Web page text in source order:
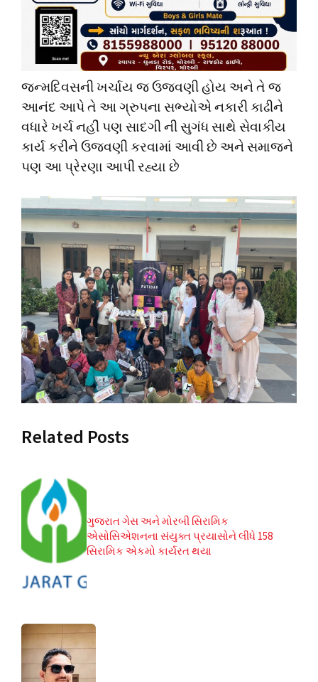
જન્મદિવસની ખર્ચાય જ ઉજવણી હોય અને તે જ
આનંદ આપે તે આ ગ્રુપના સભ્યોએ નકારી કાઢીને
વધારે ખર્ચ નહીં પણ સાદગી ની સુગંધ સાથે સેવાકીય
કાર્ય કરીને ઉજવણી કરવામાં આવી છે અને સમાજને
પણ આ પ્રેરણા આપી રહ્યા છે
Related Posts
ગુજરાત ગેસ અને મોરબી સિરામિક
એસોસિએશનના સંયુક્ત પ્રયાસોને લીધે 158
સિરામિક એકમો કાર્યરત થયા